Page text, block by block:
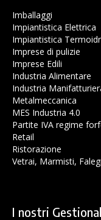
Imballaggi
Impiantistica Elettrica
Impiantistica
Imprese di pulizie
Imprese Edili
Industria Alimentare
Industria
Metalmeccanica
MES Industria 4.0
Partite IVA regime
Retail
Ristorazione
Vetrai, Marmisti,
I nostri